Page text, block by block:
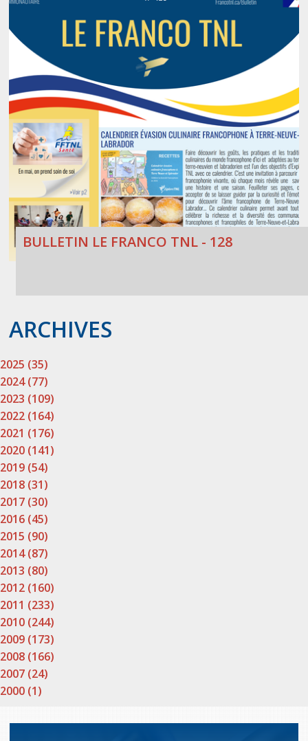
BULLETIN LE FRANCO TNL - 128
ARCHIVES
2025 (35)
2024 (77)
2023 (109)
2022 (164)
2021 (176)
2020 (141)
2019 (54)
2018 (31)
2017 (30)
2016 (45)
2015 (90)
2014 (87)
2013 (80)
2012 (160)
2011 (233)
2010 (244)
2009 (173)
2008 (166)
2007 (24)
2000 (1)